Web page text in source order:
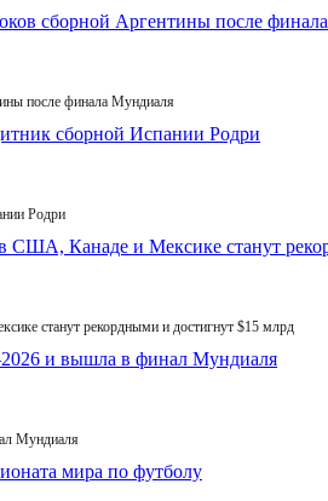
после финала Мундиаля
Родри
станут рекордными и достигнут $15 млрд
Мундиаля